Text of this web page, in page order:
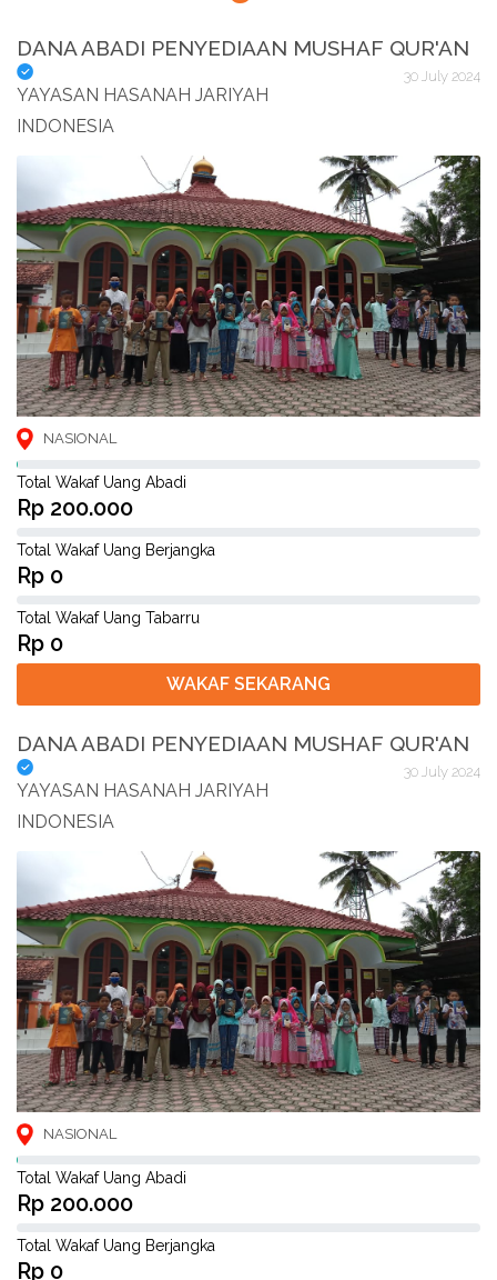
DANA ABADI PENYEDIAAN MUSHAF QUR'AN
YAYASAN HASANAH JARIYAH
INDONESIA
30 July 2024
NASIONAL
Total Wakaf Uang Abadi
Rp 200.000
Total Wakaf Uang Berjangka
Rp 0
Total Wakaf Uang Tabarru
Rp 0
WAKAF SEKARANG
DANA ABADI PENYEDIAAN MUSHAF QUR'AN
YAYASAN HASANAH JARIYAH
INDONESIA
30 July 2024
NASIONAL
Total Wakaf Uang Abadi
Rp 200.000
Total Wakaf Uang Berjangka
Rp 0